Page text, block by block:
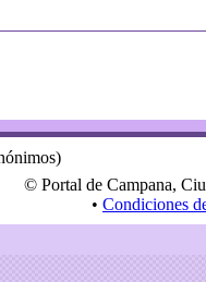
© Portal de Campana,
• Condiciones